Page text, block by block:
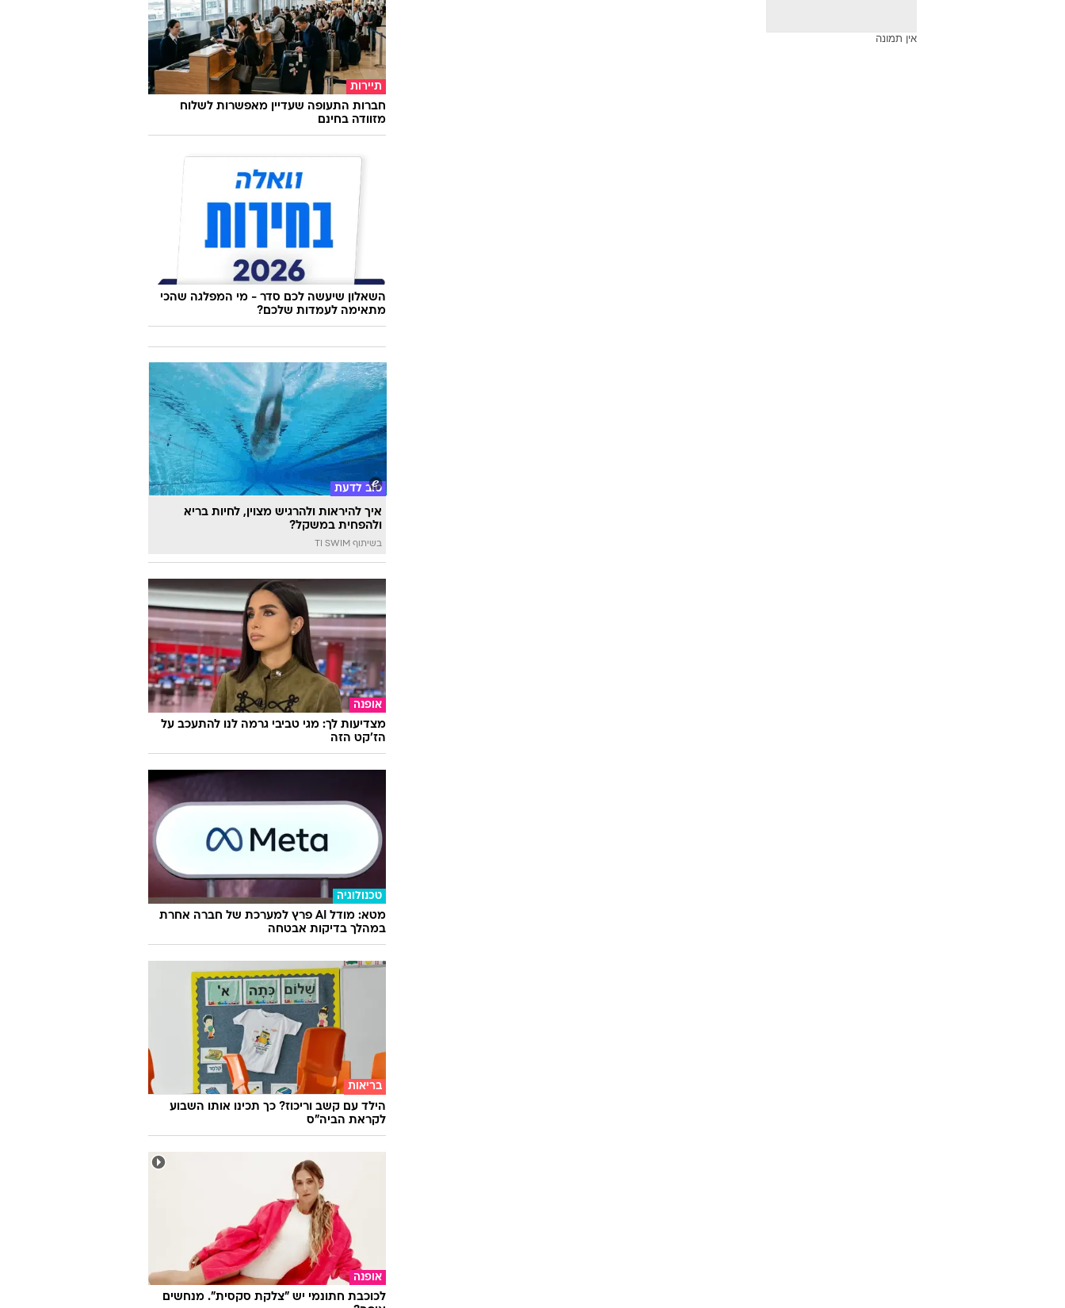
אין תמונה
תיירות
חברות התעופה שעדיין מאפשרות לשלוח
מזוודה בחינם
השאלון שיעשה לכם סדר - מי המפלגה שהכי
מתאימה לעמדות שלכם?
טוב לדעת
איך להיראות ולהרגיש מצוין, לחיות בריא
ולהפחית במשקל?
בשיתוף TI SWIM
אופנה
מצדיעות לך: מגי טביבי גרמה לנו להתעכב על
הז'קט הזה
טכנולוגיה
מטא: מודל AI פרץ למערכת של חברה אחרת
במהלך בדיקות אבטחה
בריאות
הילד עם קשב וריכוז? כך תכינו אותו השבוע
לקראת הביה"ס
אופנה
לכוכבת חתונמי יש "צלקת סקסית". מנחשים